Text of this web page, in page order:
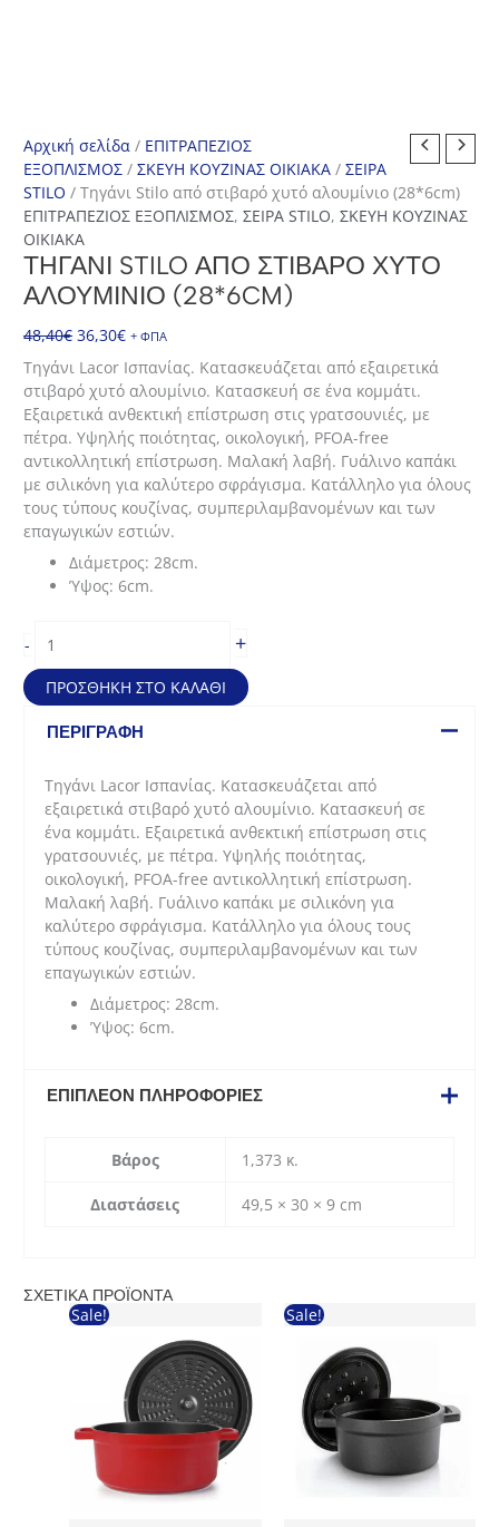
Αρχική σελίδα / ΕΠΙΤΡΑΠΕΖΙΟΣ
ΕΞΟΠΛΙΣΜΟΣ /ΣΚΕΥΗ ΚΟΥΖΙΝΑΣ ΟΙΚΙΑΚΑ /ΣΕΙΡΑ
STILO / Τηγάνι Stilo από στιβαρό χυτό αλουμίνιο (28*6cm)
ΕΠΙΤΡΑΠΕΖΙΟΣ ΕΞΟΠΛΙΣΜΟΣ,ΣΕΙΡΑ STILO,ΣΚΕΥΗ ΚΟΥΖΙΝΑΣ
ΟΙΚΙΑΚΑ
ΤΗΓΆΝΙ STILO ΑΠΌ ΣΤΙΒΑΡΌ ΧΥΤΌ
ΑΛΟΥΜΊΝΙΟ (28*6CM)
48,40€ Original
price
was:
48,40€.
36,30€Η
τρέχουσα
τιμή
είναι:
36,30€.
+ ΦΠΑ
Τηγάνι Lacor Ισπανίας. Κατασκευάζεται από εξαιρετικά
στιβαρό χυτό αλουμίνιο. Κατασκευή σε ένα κομμάτι.
Εξαιρετικά ανθεκτική επίστρωση στις γρατσουνιές, με
πέτρα. Υψηλής ποιότητας, οικολογική, PFOA-free
αντικολλητική επίστρωση. Μαλακή λαβή. Γυάλινο καπάκι
με σιλικόνη για καλύτερο σφράγισμα. Κατάλληλο για όλους
τους τύπους κουζίνας, συμπεριλαμβανομένων και των
επαγωγικών εστιών.
Διάμετρος: 28cm.
Ύψος: 6cm.
-
Stilo
από
στιβαρό
χυτό
ποσότητα
+
ΠΡΟΣΘΉΚΗ ΣΤΟ ΚΑΛΆΘΙ
ΠΕΡΙΓΡΑΦΉ
Τηγάνι Lacor Ισπανίας. Κατασκευάζεται από
εξαιρετικά στιβαρό χυτό αλουμίνιο. Κατασκευή σε
ένα κομμάτι. Εξαιρετικά ανθεκτική επίστρωση στις
γρατσουνιές, με πέτρα. Υψηλής ποιότητας,
οικολογική, PFOA-free αντικολλητική επίστρωση.
Μαλακή λαβή. Γυάλινο καπάκι με σιλικόνη για
καλύτερο σφράγισμα. Κατάλληλο για όλους τους
τύπους κουζίνας, συμπεριλαμβανομένων και των
επαγωγικών εστιών.
Διάμετρος: 28cm.
Ύψος: 6cm.
ΕΠΙΠΛΈΟΝ ΠΛΗΡΟΦΟΡΊΕΣ
Βάρος 1,373 κ.
Διαστάσεις 49,5 × 30 × 9 cm
ΣΧΕΤΙΚΆ ΠΡΟΪΌΝΤΑ
Sale! Sale!